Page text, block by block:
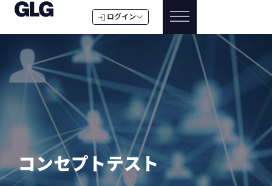
ログイン
コンセプトテスト